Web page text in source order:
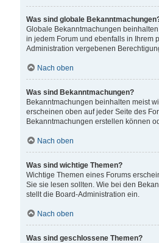
Was sind globale
Globale Bekanntmachungen
in jedem Forum und ebenfalls in Ihrem
Administration vergebenen
Nach oben
Was sind Bekanntmachungen?
Bekanntmachungen beinhalten meist
erscheinen oben auf jeder Seite des
Bekanntmachungen erstellen können
Nach oben
Was sind wichtige Themen?
Wichtige Themen eines Forums
Sie sie lesen sollten. Wie bei den
stellt die Board-Administration ein.
Nach oben
Was sind geschlossene Themen?